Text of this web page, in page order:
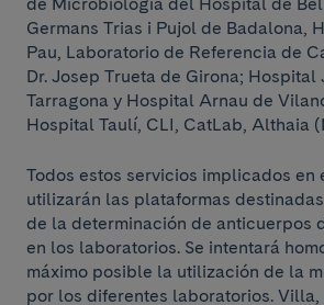
Germans Trias i Pujol de Badalona,
Pau, Laboratorio de Referencia de
Dr. Josep Trueta de Girona; Hospital
Tarragona y Hospital Arnau de
Hospital Taulí, CLI, CatLab, Althaia
Todos estos servicios implicados en
utilizarán las plataformas
de la determinación de anticuerpos
en los laboratorios. Se intentará
máximo posible la utilización de la
por los diferentes laboratorios. Villa,